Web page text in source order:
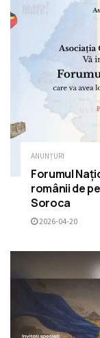
ANUNȚURI
Forumul
românii de
Soroca
2026-04-20